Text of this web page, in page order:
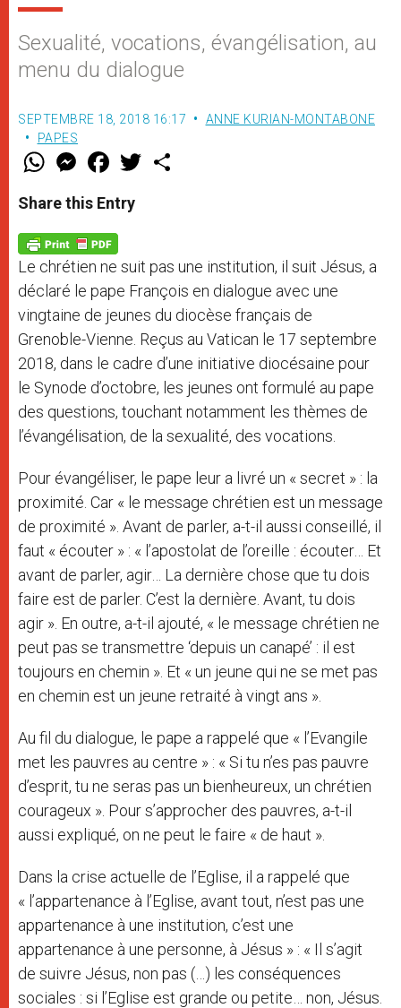
Sexualité, vocations, évangélisation, au
menu du dialogue
SEPTEMBRE 18, 2018 16:17
ANNE KURIAN-MONTABONE
PAPES
W
t
s
p
p
M
e
s
e
g
e
r
F
a
e
b
o
k
w
Share this Entry
Le chrétien ne suit pas une institution, il suit Jésus, a
déclaré le pape François en dialogue avec une
vingtaine de jeunes du diocèse français de
Grenoble-Vienne. Reçus au Vatican le 17 septembre
2018, dans le cadre d’une initiative diocésaine pour
le Synode d’octobre, les jeunes ont formulé au pape
des questions, touchant notamment les thèmes de
l’évangélisation, de la sexualité, des vocations.
Pour évangéliser, le pape leur a livré un « secret » : la
proximité. Car « le message chrétien est un message
de proximité ». Avant de parler, a-t-il aussi conseillé, il
faut « écouter » : « l’apostolat de l’oreille : écouter… Et
avant de parler, agir… La dernière chose que tu dois
faire est de parler. C’est la dernière. Avant, tu dois
agir ». En outre, a-t-il ajouté, « le message chrétien ne
peut pas se transmettre ‘depuis un canapé’ : il est
toujours en chemin ». Et « un jeune qui ne se met pas
en chemin est un jeune retraité à vingt ans ».
Au fil du dialogue, le pape a rappelé que « l’Evangile
met les pauvres au centre » : « Si tu n’es pas pauvre
d’esprit, tu ne seras pas un bienheureux, un chrétien
courageux ». Pour s’approcher des pauvres, a-t-il
aussi expliqué, on ne peut le faire « de haut ».
Dans la crise actuelle de l’Eglise, il a rappelé que
« l’appartenance à l’Eglise, avant tout, n’est pas une
appartenance à une institution, c’est une
appartenance à une personne, à Jésus » : « Il s’agit
de suivre Jésus, non pas (…) les conséquences
sociales : si l’Eglise est grande ou petite… non, Jésus.